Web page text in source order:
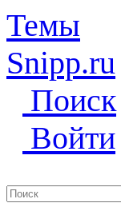
Темы
Snipp.ru
Поиск
Войти